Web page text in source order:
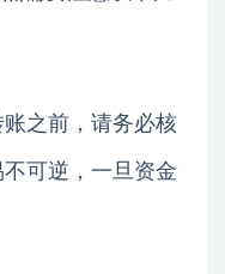
之前，请务必核
可逆，一旦资金